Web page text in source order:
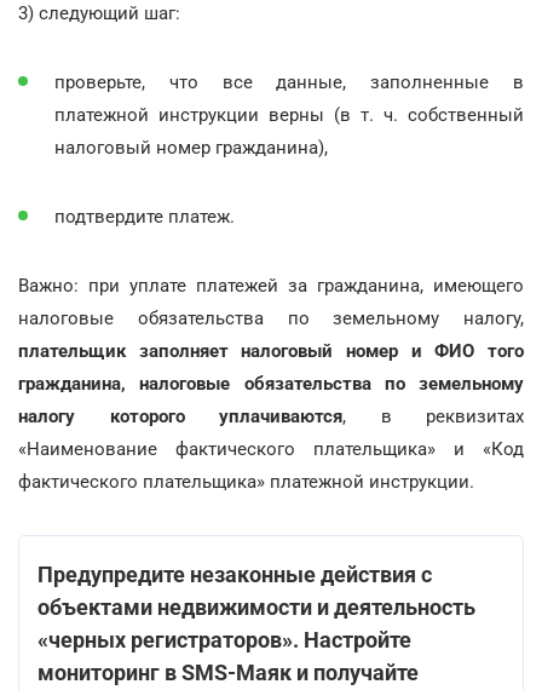
3) следующий шаг:
проверьте, что все данные, заполненные в
платежной инструкции верны (в т. ч. собственный
налоговый номер гражданина),
подтвердите платеж.
Важно: при уплате платежей за гражданина, имеющего
налоговые обязательства по земельному налогу,
плательщик заполняет налоговый номер и ФИО того
гражданина, налоговые обязательства по земельному
налогу которого уплачиваются, в реквизитах
«Наименование фактического плательщика» и «Код
фактического плательщика» платежной инструкции.
Предупредите незаконные действия с
объектами недвижимости и деятельность
«черных регистраторов». Настройте
мониторинг в SMS-Маяк и получайте